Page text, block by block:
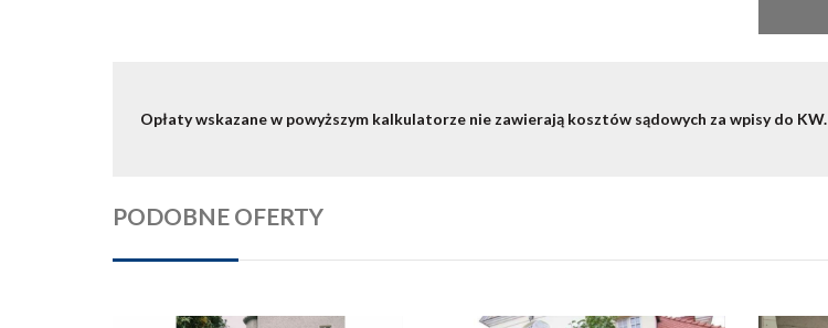
Opłaty wskazane w powyższym kalkulatorze nie zawierają kosztów sądowych za wpisy do KW.
PODOBNE OFERTY